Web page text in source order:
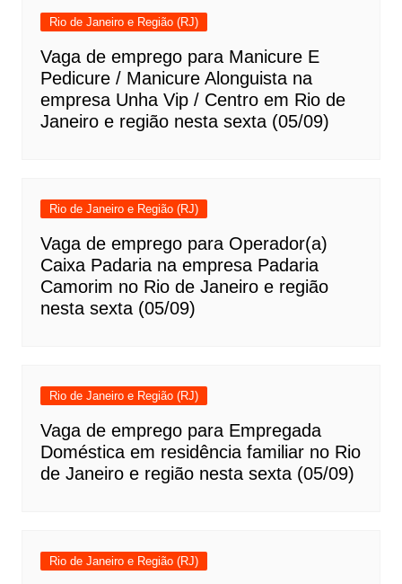
Rio de Janeiro e Região (RJ)
Vaga de emprego para Manicure E
Pedicure / Manicure Alonguista na
empresa Unha Vip / Centro em Rio de
Janeiro e região nesta sexta (05/09)
Rio de Janeiro e Região (RJ)
Vaga de emprego para Operador(a)
Caixa Padaria na empresa Padaria
Camorim no Rio de Janeiro e região
nesta sexta (05/09)
Rio de Janeiro e Região (RJ)
Vaga de emprego para Empregada
Doméstica em residência familiar no Rio
de Janeiro e região nesta sexta (05/09)
Rio de Janeiro e Região (RJ)